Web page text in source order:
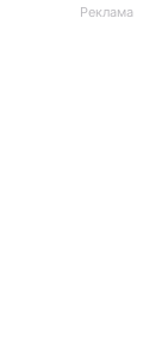
Реклама